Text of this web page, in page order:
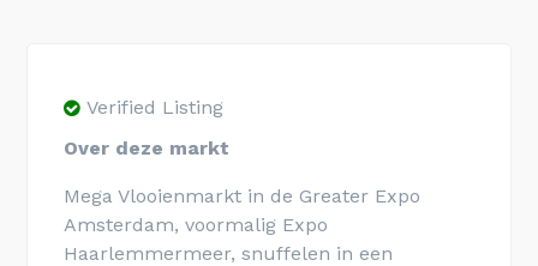
Verified Listing
Over deze markt
Mega Vlooienmarkt in de Greater Expo
Amsterdam, voormalig Expo
Haarlemmermeer, snuffelen in een